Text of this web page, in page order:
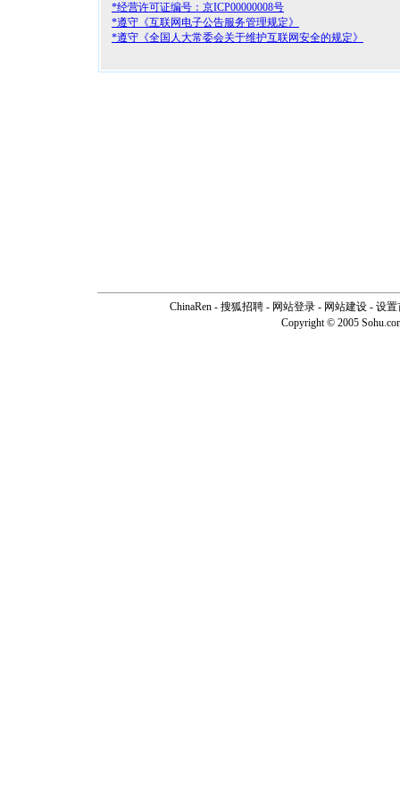
*经营许可证编号：京ICP00000008号
*遵守《互联网电子公告服务管理规定》
*遵守《全国人大常委会关于维护互联网安全的规定》
ChinaRen - 搜狐招聘 - 网站登录 - 网站建设 - 设置
Copyright © 2005